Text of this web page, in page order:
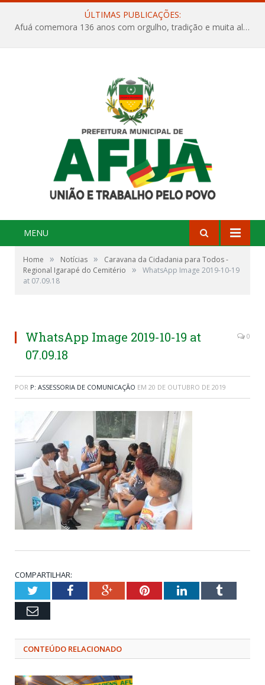
ÚLTIMAS PUBLICAÇÕES:
Afuá comemora 136 anos com orgulho, tradição e muita alegria na Quadra Dr. Nelson Salomão
MENU
Home » Notícias »
Caravana da Cidadania para Todos -
Regional Igarapé do Cemitério
»
WhatsApp Image 2019-10-19
at 07.09.18
WhatsApp Image 2019-10-19 at
07.09.18
0
POR P: ASSESSORIA DE COMUNICAÇÃO EM 20 DE OUTUBRO DE 2019
COMPARTILHAR:
TwitterFacebookGoogle+PinterestLinkedInTumblr
Email
CONTEÚDO RELACIONADO